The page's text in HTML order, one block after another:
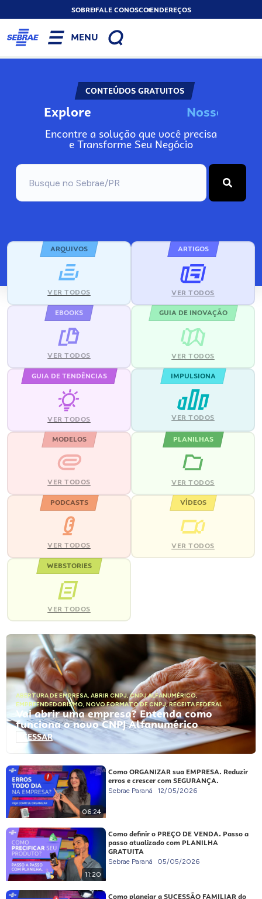
SOBREFALE CONOSCOENDEREÇOS
MENU
CONTEÚDOS GRATUITOS
Explore Nos
N
Encontre a solução que você precisa
e Transforme Seu Negócio
ARQUIVOS
VER TODOS
ARTIGOS
VER TODOS
EBOOKS
VER TODOS
GUIA DE INOVAÇÃO
VER TODOS
GUIA DE TENDÊNCIAS
VER TODOS
IMPULSIONA
VER TODOS
MODELOS
VER TODOS
PLANILHAS
VER TODOS
PODCASTS
VER TODOS
VÍDEOS
VER TODOS
WEBSTORIES
VER TODOS
ABERTURA DE EMPRESA, ABRIR CNPJ,CNPJ ALFANUMÉRICO,
EMPREENDEDORISMO, NOVO FORMATO DE CNPJ,RECEITA FEDERAL
Vai abrir uma empresa? Entenda como
funciona o novo CNPJ Alfanumérico
ACESSAR
06:24
Como ORGANIZAR sua EMPRESA. Reduzir
erros e crescer com SEGURANÇA.
Sebrae Paraná 12/05/2026
11:20
Como definir o PREÇO DE VENDA. Passo a
passo atualizado com PLANILHA
GRATUITA
Sebrae Paraná 05/05/2026
Como planejar a SUCESSÃO FAMILIAR do